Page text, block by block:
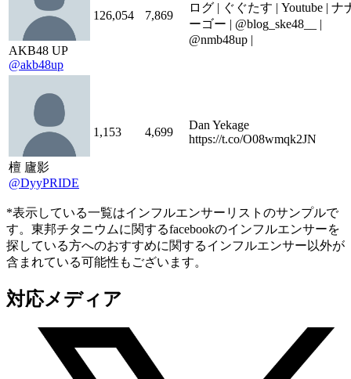
AKB48 UP
@akb48up
126,054 7,869
ログ | ぐぐたす | Youtube | ナ
ーゴー | @blog_ske48__ |
@nmb48up |
檀 廬影
@DyyPRIDE
1,153 4,699
Dan Yekage
https://t.co/O08wmqk2JN
*表示している一覧はインフルエンサーリストのサンプルで
す。東邦チタニウムに関するfacebookのインフルエンサーを
探している方へのおすすめに関するインフルエンサー以外が
含まれている可能性もございます。
対応メディア